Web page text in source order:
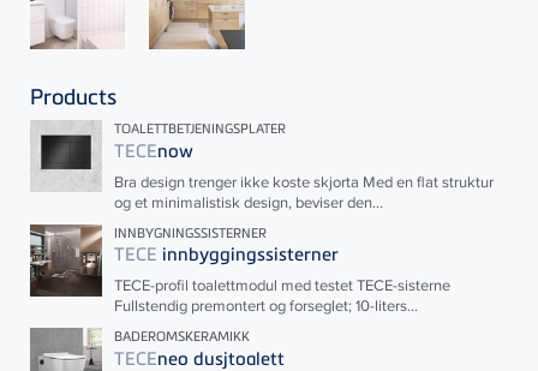
Products
TOALETTBETJENINGSPLATER
TECEnow
Bra design trenger ikke koste skjorta Med en flat struktur
og et minimalistisk design, beviser den...
INNBYGNINGSSISTERNER
TECE innbyggingssisterner
TECE-profil toalettmodul med testetTECE-sisterne
Fullstendig premontert og forseglet; 10-liters...
BADEROMSKERAMIKK
TECEneo dusjtoalett